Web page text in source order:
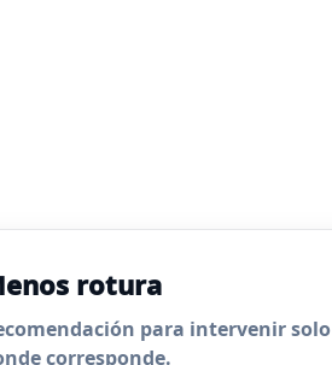
rotura
para intervenir solo
corresponde.